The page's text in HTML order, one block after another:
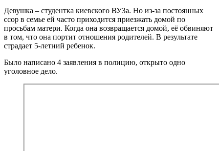
Девушка – студентка киевского ВУЗа. Но из-за постоянных
ссор в семье ей часто приходится приезжать домой по
просьбам матери. Когда она возвращается домой, её обвиняют
в том, что она портит отношения родителей. В результате
страдает 5-летний ребенок.
Было написано 4 заявления в полицию, открыто одно
уголовное дело.